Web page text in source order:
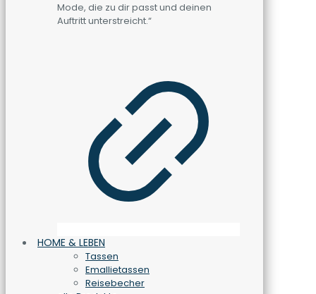
Mode, die zu dir passt und deinen
Auftritt unterstreicht.“
HOME & LEBEN
Tassen
Emallietassen
Reisebecher